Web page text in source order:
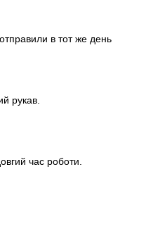
в тот же день
рукав.
час роботи.